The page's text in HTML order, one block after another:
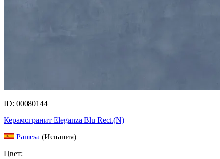
ID: 00080144
Керамогранит Eleganza Blu Rect.(N)
Pamesa (Испания)
Цвет: